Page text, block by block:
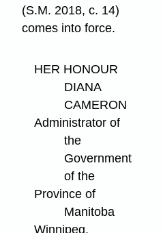
(S.M. 2018, c. 14)
comes into force.
HER HONOUR
DIANA
CAMERON
Administrator of
the
Government
of the
Province of
Manitoba
Winnipeg,